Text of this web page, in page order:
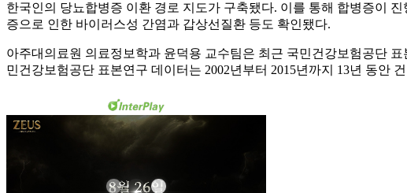
한국인의 당뇨합병증 이환 경로 지도가 구축됐다. 이를 통해 합병증이
증으로 인한 바이러스성 간염과 갑상선질환 등도 확인됐다.
아주대의료원 의료정보학과 윤덕용 교수팀은 최근 국민건강보험공단
민건강보험공단 표본연구 데이터는 2002년부터 2015년까지 13년 동안